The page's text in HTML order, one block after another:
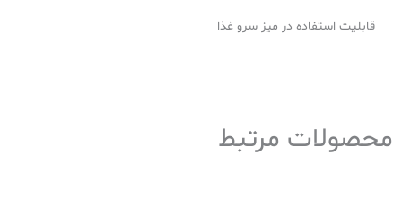
قابلیت استفاده در میز سرو غذا
محصولات مرتبط